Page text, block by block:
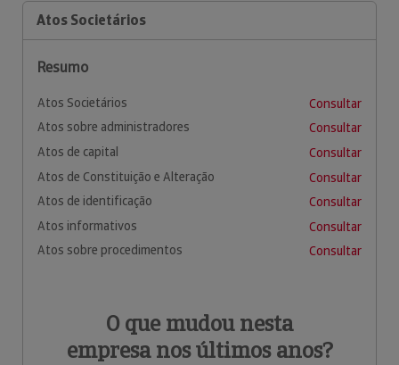
Atos Societários
Resumo
Atos Societários
Consultar
Atos sobre administradores
Consultar
Atos de capital
Consultar
Atos de Constituição e Alteração
Consultar
Atos de identificação
Consultar
Atos informativos
Consultar
Atos sobre procedimentos
Consultar
O que mudou nesta
empresa nos últimos anos?